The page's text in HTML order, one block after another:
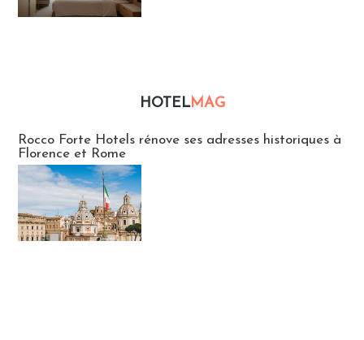
HOTELMAG
Rocco Forte Hotels rénove ses adresses historiques à
Florence et Rome